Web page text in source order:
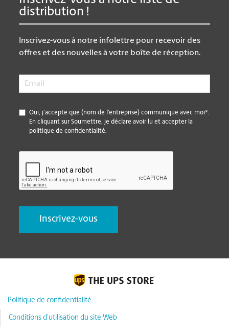
distribution !
Inscrivez-vous à notre infolettre pour recevoir des
offres et des nouvelles à votre boîte de réception.
Email
*
Oui, j’accepte que (nom de l’entreprise) communique avec moi*.
En cliquant sur Soumettre, je déclare avoir lu et accepter la
politique de confidentialité.
Politique de confidentialité
Conditions d’utilisation du site Web